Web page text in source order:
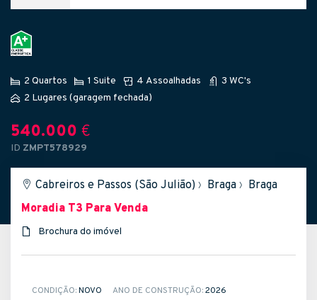
2 Quartos 1 Suite 4 Assoalhadas
3 WC's
2 Lugares (garagem fechada)
540.000 €
ID ZMPT578929
Cabreiros e Passos (São Julião) › Braga › Braga
Moradia T3 Para Venda
Brochura do imóvel
CONDIÇÃO:NOVO ANO DE CONSTRUÇÃO:2026